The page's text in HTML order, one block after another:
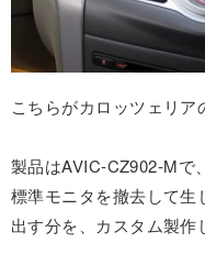
こちらがカロッツェリア
製品はAVIC-CZ902-Mで
標準モニタを撤去して生
出す分を、カスタム製作